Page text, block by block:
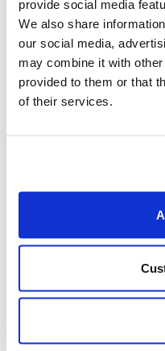
provide social media
We also share
our social media,
may combine it with
provided to them or that
of their services.
ingevuld en als aan
Het gaat hier (bij
aanvullende garantie
jaar is er sprake van
waar je de
Bij Everlands gaan
wel eens voorkomen
of dat er een
terecht bij het
gekocht. Zij zullen